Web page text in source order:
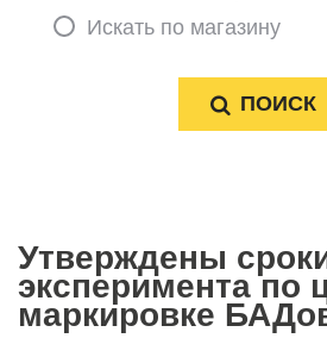
Искать по магазину
Утверждены
эксперимента по
маркировке